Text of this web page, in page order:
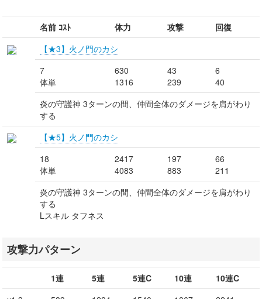
名前 ｺｽﾄ 体力 攻撃
回復
【★3】火ノ門のカシ
7
体単
630
1316
43
239
6
40
炎の守護神 3ターンの間、仲間全体のダメージを肩がわり
する
【★5】火ノ門のカシ
18
体単
2417
4083
197
883
66
211
炎の守護神 3ターンの間、仲間全体のダメージを肩がわり
する
Lスキル タフネス
攻撃力パターン
1連 5連 5連C 10連
10連C